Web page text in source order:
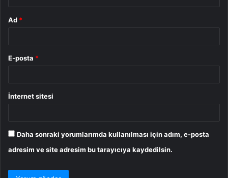
Ad *
E-posta *
İnternet sitesi
Daha sonraki yorumlarımda kullanılması için adım, e-posta
adresim ve site adresim bu tarayıcıya kaydedilsin.